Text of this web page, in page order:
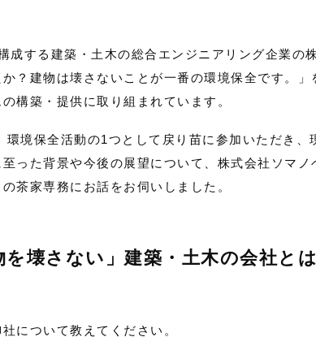
成する建築・土木の総合エンジニアリング企業の
か？建物は壊さないことが一番の環境保全です。
構築・提供に取り組まれています。
環境保全活動の1つとして戻り苗に参加いただき
至った背景や今後の展望について、株式会社ソマ
の茶家専務にお話をお伺いしました。
を壊さない」建築・土木の会社とは
社について教えてください。